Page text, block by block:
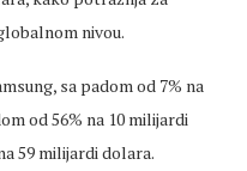
nivou.
sa padom od 7% na
od 56% na 10 milijardi
59 milijardi dolara.